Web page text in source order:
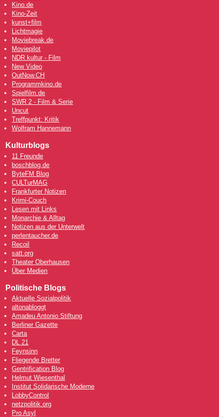
Kino.de
Kino-Zeit
kunst+film
Lichtmagie
Moviebreak.de
Moviepilot
NDR kultur - Film
New Video
OutNow.CH
Programmkino.de
Spielfilm.de
SWR 2 - Film & Serie
Uncut
Treffpunkt: Kritik
Wolfram Hannemann
Kulturblogs
11 Freunde
boschblog.de
ByteFM Blog
CULTurMAG
Frankfurter Notizen
Krimi-Couch
Lesen mit Links
Monarchie & Alltag
Notizen aus der Unterwelt
perlentaucher.de
Recoil
satt.org
Theater Oberhausen
Über Medien
Politische Blogs
Aktuelle Sozialpolitik
altonabloggt
Amadeu Antonio Stiftung
Berliner Gazette
Carta
DL 21
Feynsinn
Fliegende Bretter
Gentrification Blog
Helmut Wiesenthal
Institut Solidarische Moderne
LobbyControl
netzpolitik.org
Pro Asyl